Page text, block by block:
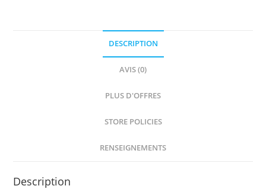
DESCRIPTION
AVIS (0)
PLUS D'OFFRES
STORE POLICIES
RENSEIGNEMENTS
Description